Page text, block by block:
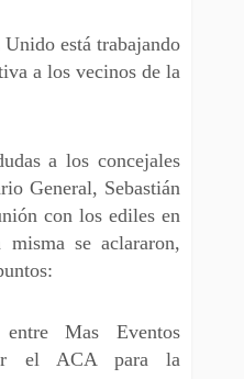
está trabajando
a los vecinos de la
a los concejales
General, Sebastián
con los ediles en
se aclararon,
entre Mas Eventos
el ACA para la